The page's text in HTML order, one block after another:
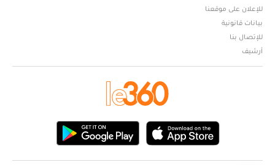
للإعلان على موقعنا
بيانات قانونية
للإتصال بنا
أرشيف